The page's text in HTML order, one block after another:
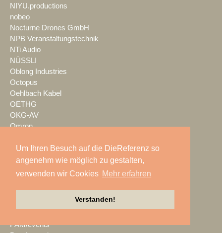
Um Ihren Besuch auf die DieReferenz so
angenehm wie möglich zu gestalten,
verwenden wir Cookies Mehr erfahren
Verstanden!
NIYU.productions
nobeo
Nocturne Drones GmbH
NPB Veranstaltungstechnik
NTi Audio
NÜSSLI
Oblong Industries
Octopus
Oehlbach Kabel
OETHG
OKG-AV
Omron
Optocore
ORANGE PRODUCTION DG
P2 Veranstaltungstechnik
PAM/events